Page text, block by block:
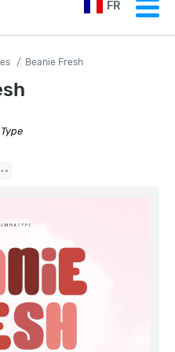
FR
Beanie Fresh